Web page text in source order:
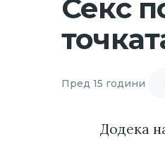
Секс
Пред 15 години
Додека